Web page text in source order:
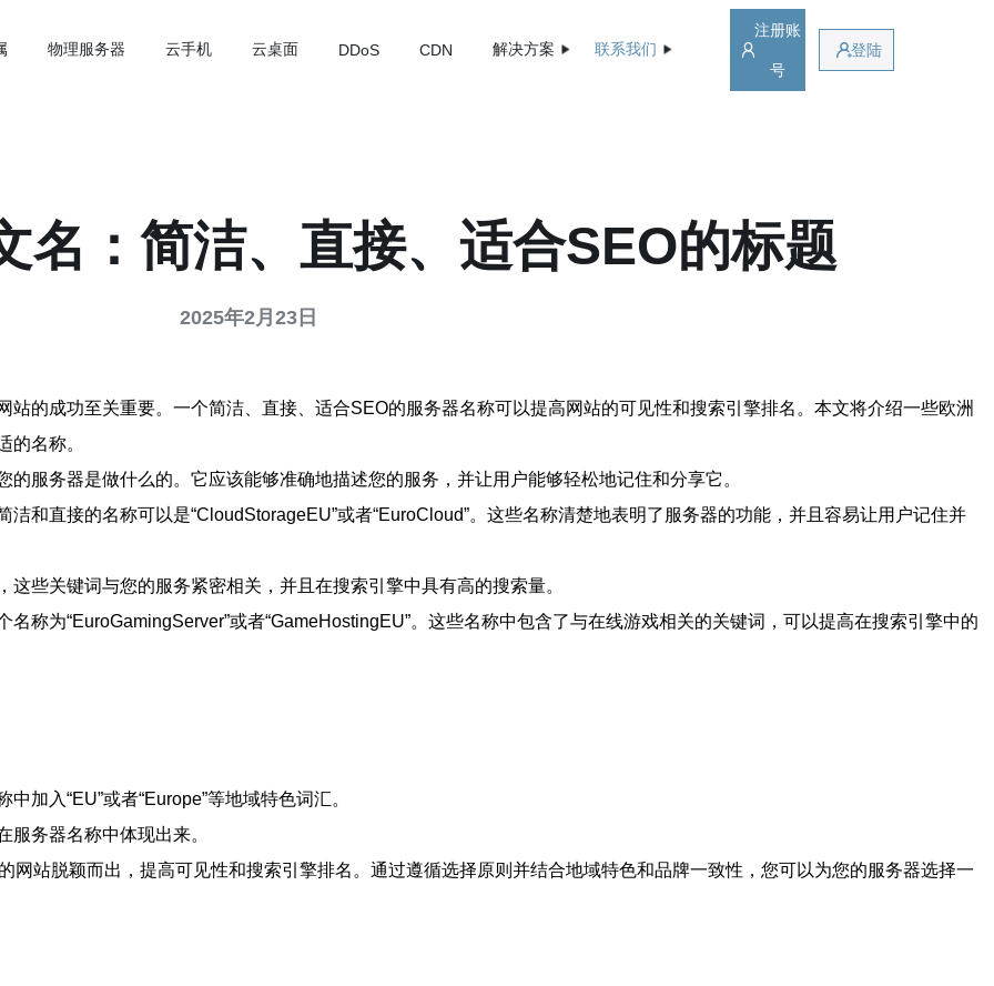
物理服务器 云手机 云桌面 DDoS CDN 解决方案 联系我们
注册账
号
登陆
名：简洁、直接、适合SEO的标题
2025年2月23日
的成功至关重要。一个简洁、直接、适合SEO的服务器名称可以提高网站的可见性和搜索引擎排名。本文将介绍一些欧洲
的名称。
服务器是做什么的。它应该能够准确地描述您的服务，并让用户能够轻松地记住和分享它。
和直接的名称可以是“CloudStorageEU”或者“EuroCloud”。这些名称清楚地表明了服务器的功能，并且容易让用户记住并
些关键词与您的服务紧密相关，并且在搜索引擎中具有高的搜索量。
称为“EuroGamingServer”或者“GameHostingEU”。这些名称中包含了与在线游戏相关的关键词，可以提高在搜索引擎中的
加入“EU”或者“Europe”等地域特色词汇。
务器名称中体现出来。
网站脱颖而出，提高可见性和搜索引擎排名。通过遵循选择原则并结合地域特色和品牌一致性，您可以为您的服务器选择一